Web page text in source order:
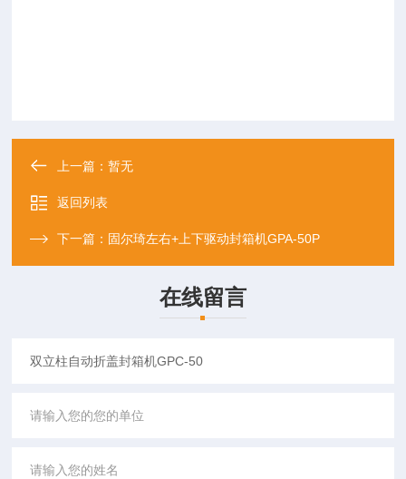
上一篇：暂无
返回列表
下一篇： 固尔琦左右+上下驱动封箱机GPA-50P
在线留言